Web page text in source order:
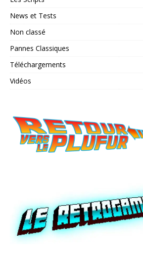
News et Tests
Non classé
Pannes Classiques
Téléchargements
Vidéos